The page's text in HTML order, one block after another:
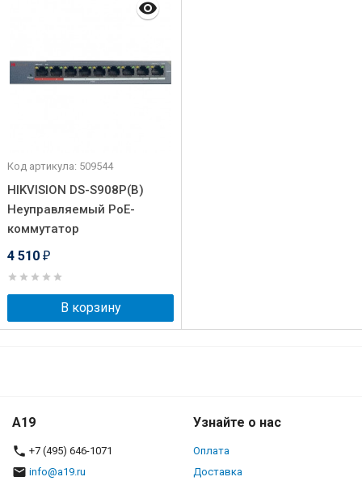
Код артикула: 509544
HIKVISION DS-S908P(B)
Неуправляемый PoE-
коммутатор
4 510 ₽
В корзину
A19
+7 (495) 646-1071
info@a19.ru
Узнайте о нас
Оплата
Доставка